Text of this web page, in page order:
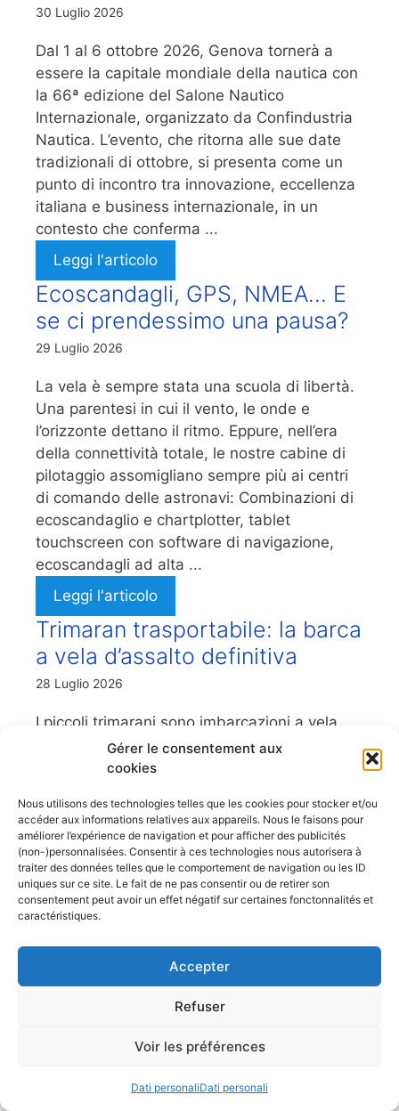
Gérer le consentement aux
cookies
Nous utilisons des technologies telles que les cookies pour stocker et/ou
accéder aux informations relatives aux appareils. Nous le faisons pour
améliorer l’expérience de navigation et pour afficher des publicités
(non-)personnalisées. Consentir à ces technologies nous autorisera à
traiter des données telles que le comportement de navigation ou les ID
uniques sur ce site. Le fait de ne pas consentir ou de retirer son
consentement peut avoir un effet négatif sur certaines fonctonnalités et
caractéristiques.
Accepter
Refuser
Voir les préférences
Dati personaliDati personali
30 Luglio 2026
Dal 1 al 6 ottobre 2026, Genova tornerà a
essere la capitale mondiale della nautica con
la 66ª edizione del Salone Nautico
Internazionale, organizzato da Confindustria
Nautica. L’evento, che ritorna alle sue date
tradizionali di ottobre, si presenta come un
punto di incontro tra innovazione, eccellenza
italiana e business internazionale, in un
contesto che conferma ...
Leggi l'articolo
Ecoscandagli, GPS, NMEA… E
se ci prendessimo una pausa?
29 Luglio 2026
La vela è sempre stata una scuola di libertà.
Una parentesi in cui il vento, le onde e
l’orizzonte dettano il ritmo. Eppure, nell’era
della connettività totale, le nostre cabine di
pilotaggio assomigliano sempre più ai centri
di comando delle astronavi: Combinazioni di
ecoscandaglio e chartplotter, tablet
touchscreen con software di navigazione,
ecoscandagli ad alta ...
Leggi l'articolo
Trimaran trasportabile: la barca
a vela d’assalto definitiva
28 Luglio 2026
I piccoli trimarani sono imbarcazioni a vela
eccellenti per spedizioni nautiche e brevi
crociere in famiglia lungo le nostre coste, in
vantaggi di questi piccoli trimarani
trasportabili con i loro bracci pieghevoli e
quali sono i modelli migliori? Quando
pensiamo alle escursioni in barca a vela, di
solito ci ...
Kayak con ponte: e se questo
kayak fosse stato creato
apposta per te?
Il kayak è uno sport acquatico accessibile a